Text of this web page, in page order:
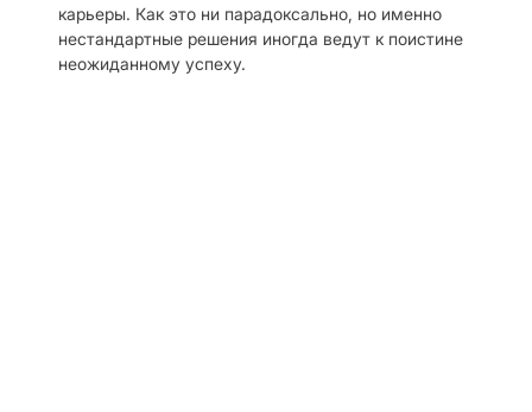
карьеры. Как это ни парадоксально, но именно
нестандартные решения иногда ведут к поистине
неожиданному успеху.